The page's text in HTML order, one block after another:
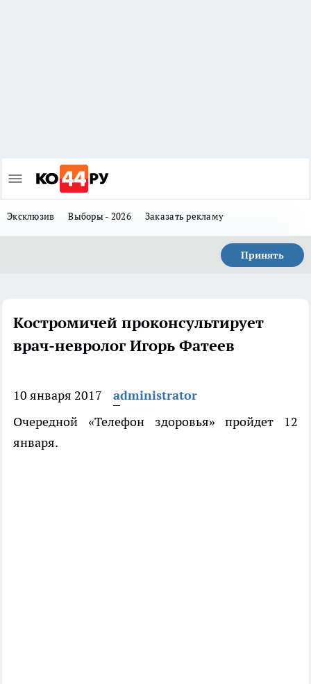
Эксклюзив Выборы - 2026 Заказать рекламу
Принять
Костромичей проконсультирует
врач-невролог Игорь Фатеев
10 января 2017
administrator
Очередной «Телефон здоровья» пройдет 12
января.